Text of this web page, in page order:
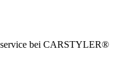
bei CARSTYLER®